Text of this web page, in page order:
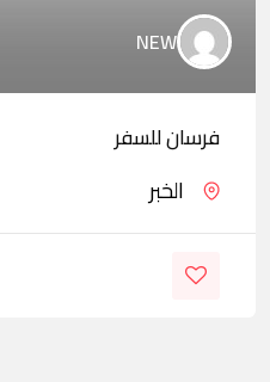
NEW
فرسان للسفر
الخبر